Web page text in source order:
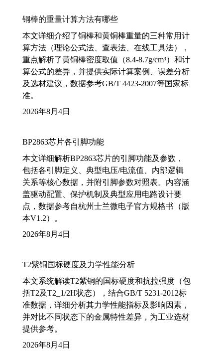
铜棒的重量计算方法有哪些
本文详细介绍了铜棒和黄铜棒重量的三种常用计
算方法（理论公式法、查表法、在线工具法），
重点解析了黄铜棒密度取值（8.4-8.7g/cm³）和计
算公式的差异，并提供实际计算案例、误差分析
及选材建议，数据参考GB/T 4423-2007等国家标
准。
2026年8月4日
BP2863芯片各引脚功能
本文详细解析BP2863芯片的引脚功能及参数，
包括各引脚定义、典型电压/电流值、内部逻辑
关系等核心数据，并附引脚参数对照表。内容涵
盖驱动配置、保护机制及典型应用电路设计要
点，数据参考自杭州士兰微电子官方规格书（版
本V1.2）。
2026年8月4日
T2紫铜国标硬度及力学性能分析
本文系统解读T2紫铜的国标硬度和抗拉强度（包
括T2及T2_1/2H状态），结合GB/T 5231-2012标
准数据，详细分析其力学性能指标及影响因素，
并对比不同状态下的金属特性差异，为工业选材
提供参考。
2026年8月4日